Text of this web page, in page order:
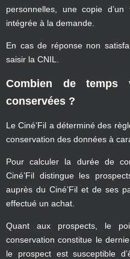
personnelles, une copie
intégrée à la demande.
En cas de réponse non
saisir la CNIL.
Combien de temps
conservées ?
Le Ciné’Fil a déterminé des
conservation des données à
Pour calculer la durée de
Ciné’Fil distingue les
auprès du Ciné’Fil et de ses
effectué un achat.
Quant aux prospects, le
conservation constitue le
le prospect est susceptible